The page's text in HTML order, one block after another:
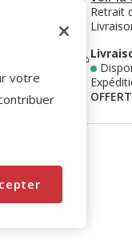
Retrait
votre